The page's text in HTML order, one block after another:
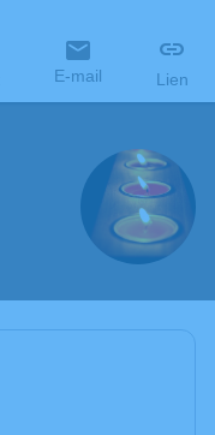
E-mail Lien